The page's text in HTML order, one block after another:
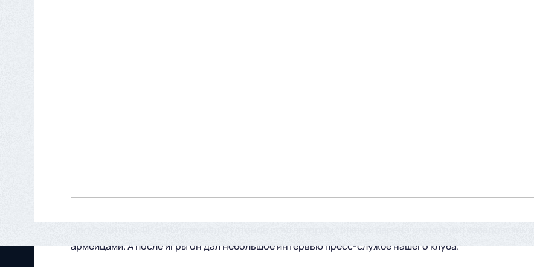
армейцами. А после игры он дал небольшое интервью пресс-службе нашего клуба.